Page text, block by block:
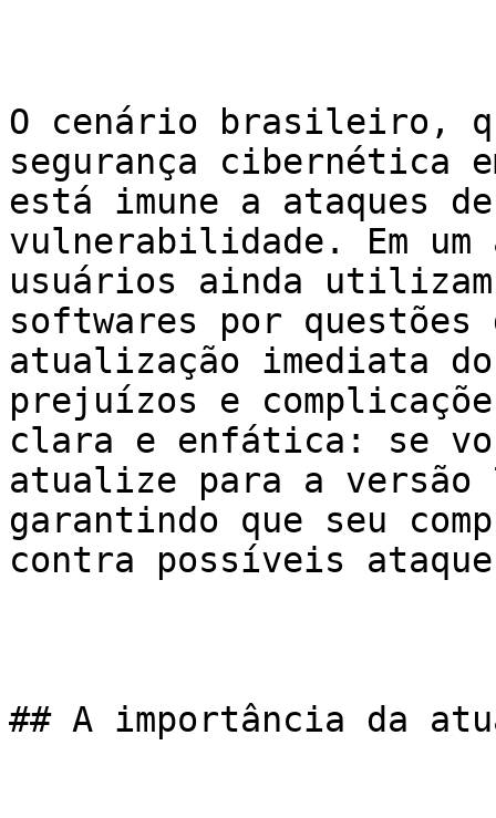
O cenário brasileiro,
segurança cibernética
está imune a ataques
vulnerabilidade. Em um
usuários ainda
softwares por
atualização imediata do
prejuízos e
clara e enfática: se
atualize para a versão
garantindo que seu
contra possíveis
## A importância da